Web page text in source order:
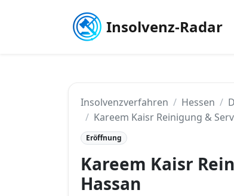
Insolvenz-Radar
Insolvenzverfahren Hessen
Kareem Kaisr Reinigung &
Eröffnung
Kareem Kaisr
Hassan